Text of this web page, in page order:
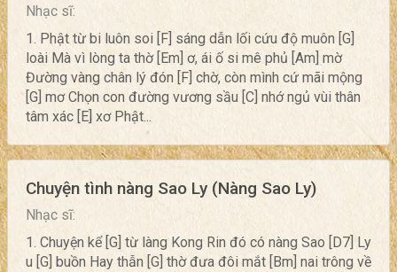
Nhạc sĩ:
1. Phật từ bi luôn soi [F] sáng dẫn lối cứu độ muôn [G]
loài Mà vì lòng ta thờ [Em] ơ, ái ố si mê phủ [Am] mờ
Đường vàng chân lý đón [F] chờ, còn mình cứ mãi mộng
[G] mơ Chọn con đường vương sầu [C] nhớ ngủ vùi thân
tâm xác [E] xơ Phật...
Chuyện tình nàng Sao Ly (Nàng Sao Ly)
Nhạc sĩ:
1. Chuyện kể [G] từ làng Kong Rin đó có nàng Sao [D7] Ly
u [G] buồn Hay thẫn [G] thờ đưa đôi mắt [Bm] nai trông về